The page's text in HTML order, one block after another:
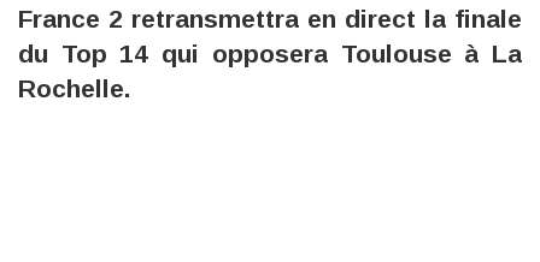
France 2 retransmettra en direct la finale
du Top 14 qui opposera Toulouse à La
Rochelle.